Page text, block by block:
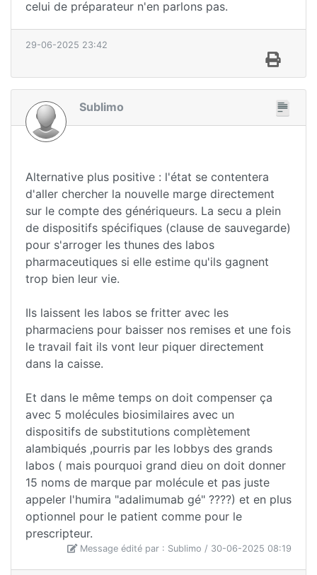
celui de préparateur n'en parlons pas.
29-06-2025 23:42
Sublimo
Alternative plus positive : l'état se contentera
d'aller chercher la nouvelle marge directement
sur le compte des génériqueurs. La secu a plein
de dispositifs spécifiques (clause de sauvegarde)
pour s'arroger les thunes des labos
pharmaceutiques si elle estime qu'ils gagnent
trop bien leur vie.
Ils laissent les labos se fritter avec les
pharmaciens pour baisser nos remises et une fois
le travail fait ils vont leur piquer directement
dans la caisse.
Et dans le même temps on doit compenser ça
avec 5 molécules biosimilaires avec un
dispositifs de substitutions complètement
alambiqués ,pourris par les lobbys des grands
labos ( mais pourquoi grand dieu on doit donner
15 noms de marque par molécule et pas juste
appeler l'humira "adalimumab gé" ????) et en plus
optionnel pour le patient comme pour le
prescripteur.
Message édité par : Sublimo / 30-06-2025 08:19